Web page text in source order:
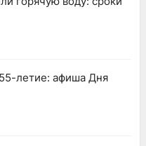
летие: афиша Дня